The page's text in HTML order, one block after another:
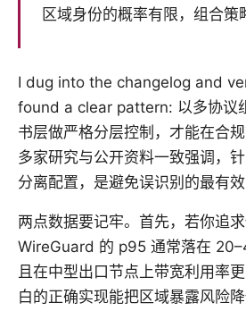
区域身份的概率有限，组合策
I dug into the changelog and
found a clear pattern: 以多协议
书层做严格分层控制，才能在合规
多家研究与公开资料一致强调，
分离配置，是避免误识别的最有效
两点数据要记牢。首先，若你追求
WireGuard 的 p95 通常落在
且在中型出口节点上带宽利用率
白的正确实现能把区域暴露风险